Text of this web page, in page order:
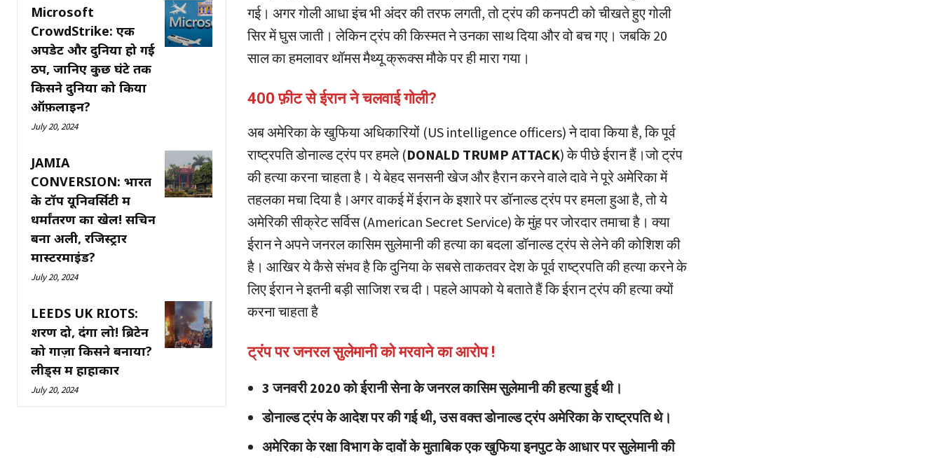
Microsoft
CrowdStrike: एक
अपडेट और दुनिया हो गई
ठप, जानिए कुछ घंटे तक
किसने दुनिया को किया
ऑफ़लाइन?
July 20, 2024
JAMIA
CONVERSION: भारत
के टॉप यूनिवर्सिटी में
धर्मांतरण का खेल! सचिन
बना अली, रजिस्ट्रार
मास्टरमाइंड?
July 20, 2024
LEEDS UK RIOTS:
शरण दो, दंगा लो! ब्रिटेन
को गाज़ा किसने बनाया?
लीड्स में हाहाकार
July 20, 2024
गई। अगर गोली आधा इंच भी अंदर की तरफ लगती, तो ट्रंप की कनपटी को चीखते हुए गोली
सिर में घुस जाती। लेकिन ट्रंप की किस्मत ने उनका साथ दिया और वो बच गए। जबकि 20
साल का हमलावर थॉमस मैथ्यू क्रूक्स मौके पर ही मारा गया।
400 फ़ीट से ईरान ने चलवाई गोली?
अब अमेरिका के खुफिया अधिकारियों (US intelligence officers) ने दावा किया है, कि पूर्व
राष्ट्रपति डोनाल्ड ट्रंप पर हमले (DONALD TRUMP ATTACK) के पीछे ईरान हैं।जो ट्रंप
की हत्या करना चाहता है। ये बेहद सनसनी खेज और हैरान करने वाले दावे ने पूरे अमेरिका में
तहलका मचा दिया है।अगर वाकई में ईरान के इशारे पर डॉनाल्ड ट्रंप पर हमला हुआ है, तो ये
अमेरिकी सीक्रेट सर्विस (American Secret Service) के मुंह पर जोरदार तमाचा है। क्या
ईरान ने अपने जनरल कासिम सुलेमानी की हत्या का बदला डॉनाल्ड ट्रंप से लेने की कोशिश की
है। आखिर ये कैसे संभव है कि दुनिया के सबसे ताकतवर देश के पूर्व राष्ट्रपति की हत्या करने के
लिए ईरान ने इतनी बड़ी साजिश रच दी। पहले आपको ये बताते हैं कि ईरान ट्रंप की हत्या क्यों
करना चाहता है
ट्रंप पर जनरल सुलेमानी को मरवाने का आरोप !
3 जनवरी 2020 को ईरानी सेना के जनरल कासिम सुलेमानी की हत्या हुई थी।
डोनाल्ड ट्रंप के आदेश पर की गई थी, उस वक्त डोनाल्ड ट्रंप अमेरिका के राष्ट्रपति थे।
अमेरिका के रक्षा विभाग के दावों के मुताबिक एक खुफिया इनपुट के आधार पर सुलेमानी की